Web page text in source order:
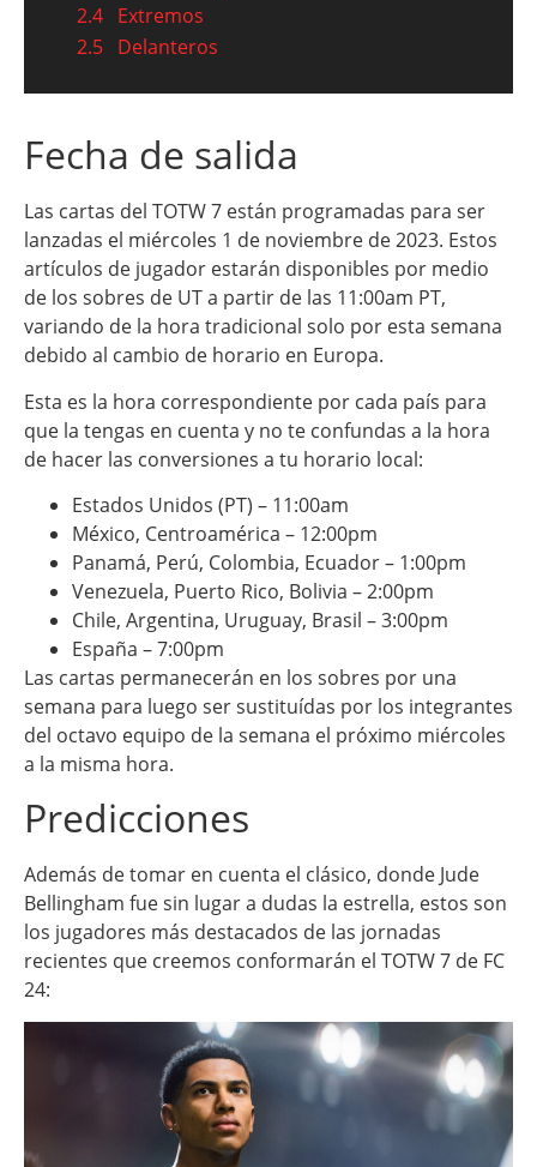
2.4 Extremos
2.5 Delanteros
Fecha de salida
Las cartas del TOTW 7 están programadas para ser
lanzadas el miércoles 1 de noviembre de 2023. Estos
artículos de jugador estarán disponibles por medio
de los sobres de UT a partir de las 11:00am PT,
variando de la hora tradicional solo por esta semana
debido al cambio de horario en Europa.
Esta es la hora correspondiente por cada país para
que la tengas en cuenta y no te confundas a la hora
de hacer las conversiones a tu horario local:
Estados Unidos (PT) – 11:00am
México, Centroamérica – 12:00pm
Panamá, Perú, Colombia, Ecuador – 1:00pm
Venezuela, Puerto Rico, Bolivia – 2:00pm
Chile, Argentina, Uruguay, Brasil – 3:00pm
España – 7:00pm
Las cartas permanecerán en los sobres por una
semana para luego ser sustituídas por los integrantes
del octavo equipo de la semana el próximo miércoles
a la misma hora.
Predicciones
Además de tomar en cuenta el clásico, donde Jude
Bellingham fue sin lugar a dudas la estrella, estos son
los jugadores más destacados de las jornadas
recientes que creemos conformarán el TOTW 7 de FC
24: